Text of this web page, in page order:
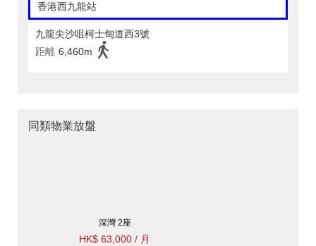
香港西九龍站
九龍尖沙咀柯士甸道西3號
距離 6,460m
同類物業放盤
深灣 2座
HK$ 63,000 / 月